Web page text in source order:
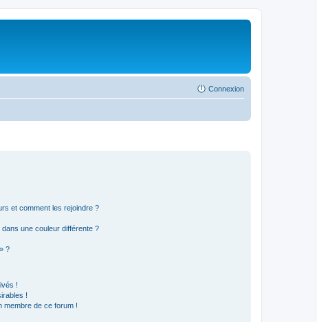
Connexion
et comment les rejoindre ?
une couleur différente ?
?
!
!
membre de ce forum !